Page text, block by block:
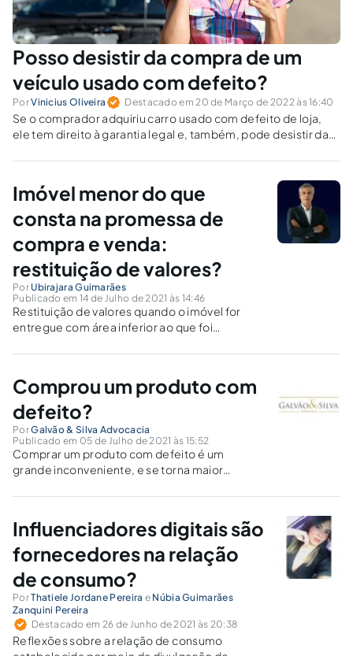
Posso desistir da compra de um
veículo usado com defeito?
PorVinicius Oliveira Destacado em 20 de Março de 2022 às 16:40
Se o comprador adquiriu carro usado com defeito de loja,
ele tem direito à garantia legal e, também, pode desistir da
Imóvel menor do que
consta na promessa de
compra e venda:
restituição de valores?
Por Ubirajara Guimarães
Publicado em 14 de Julho de 2021 às 14:46
Restituição de valores quando o imóvel for
entregue com área inferior ao que foi
Comprou um produto com
defeito?
PorGalvão & Silva Advocacia
Publicado em 05 de Julho de 2021 às 15:52
Comprar um produto com defeito é um
grande inconveniente, e se torna maior
garantir os seus direitos.
Influenciadores digitais são
fornecedores na relação
de consumo?
PorThatiele Jordane Pereira e Núbia Guimarães
Zanquini Pereira
Destacado em 26 de Junho de 2021 às 20:38
Reflexões sobre a relação de consumo